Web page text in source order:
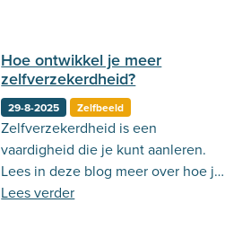
Hoe ontwikkel je meer
zelfverzekerdheid?
29-8-2025 Zelfbeeld
Zelfverzekerdheid is een
vaardigheid die je kunt aanleren.
Lees in deze blog meer over hoe je
dit kan doen!
Lees verder